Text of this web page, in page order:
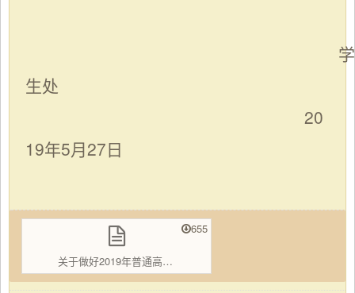
学
生处
20
19年5月27 日
关于做好2019年普通高校学生生源地信用助学贷款工作的通知..doc
655